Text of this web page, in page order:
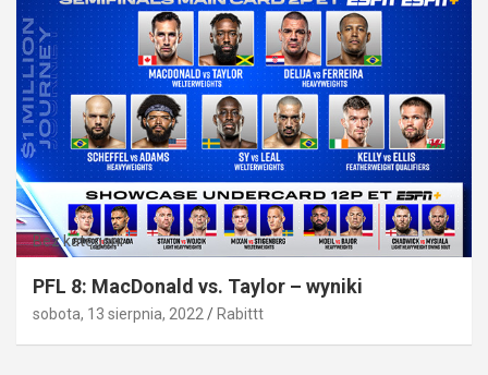
Bez kategorii
PFL 8: MacDonald vs. Taylor – wyniki
sobota, 13 sierpnia, 2022 Rabittt